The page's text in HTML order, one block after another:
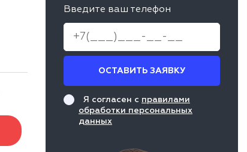
Введите ваш телефон
ОСТАВИТЬ ЗАЯВКУ
Я согласен с правилами
обработки персональных
данных